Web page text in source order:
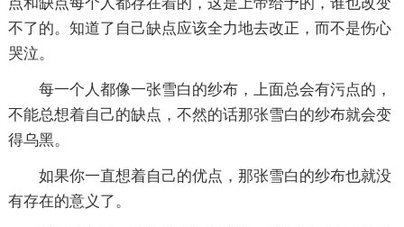
不了的。知道了自己缺点应该全力地去改正，而不是伤心
哭泣。
每一个人都像一张雪白的纱布，上面总会有污点的，
不能总想着自己的缺点，不然的话那张雪白的纱布就会变
得乌黑。
如果你一直想着自己的优点，那张雪白的纱布也就没
有存在的意义了。